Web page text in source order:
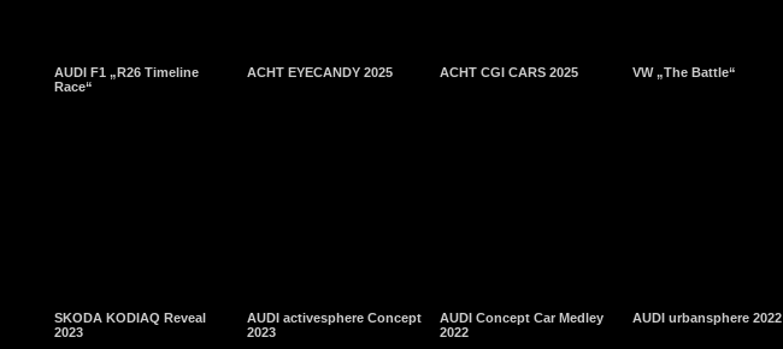
AUDI F1 „R26 Timeline
Race“
ACHT EYECANDY 2025 ACHT CGI CARS 2025 VW „The Battle“
SKODA KODIAQ Reveal
2023
AUDI activesphere Concept
2023
AUDI Concept Car Medley
2022
AUDI urbansphere 2022